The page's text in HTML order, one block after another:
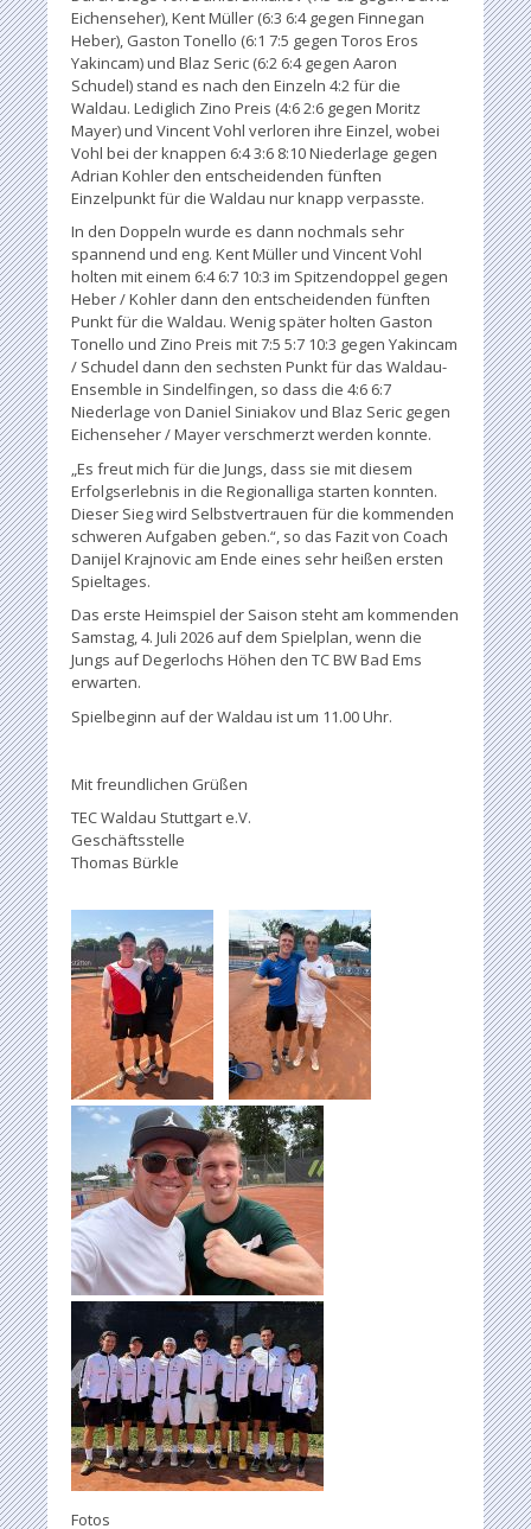
Eichenseher), Kent Müller (6:3 6:4 gegen Finnegan
Heber), Gaston Tonello (6:1 7:5 gegen Toros Eros
Yakincam) und Blaz Seric (6:2 6:4 gegen Aaron
Schudel) stand es nach den Einzeln 4:2 für die
Waldau. Lediglich Zino Preis (4:6 2:6 gegen Moritz
Mayer) und Vincent Vohl verloren ihre Einzel, wobei
Vohl bei der knappen 6:4 3:6 8:10 Niederlage gegen
Adrian Kohler den entscheidenden fünften
Einzelpunkt für die Waldau nur knapp verpasste.
In den Doppeln wurde es dann nochmals sehr
spannend und eng. Kent Müller und Vincent Vohl
holten mit einem 6:4 6:7 10:3 im Spitzendoppel gegen
Heber / Kohler dann den entscheidenden fünften
Punkt für die Waldau. Wenig später holten Gaston
Tonello und Zino Preis mit 7:5 5:7 10:3 gegen Yakincam
/ Schudel dann den sechsten Punkt für das Waldau-
Ensemble in Sindelfingen, so dass die 4:6 6:7
Niederlage von Daniel Siniakov und Blaz Seric gegen
Eichenseher / Mayer verschmerzt werden konnte.
„Es freut mich für die Jungs, dass sie mit diesem
Erfolgserlebnis in die Regionalliga starten konnten.
Dieser Sieg wird Selbstvertrauen für die kommenden
schweren Aufgaben geben.“, so das Fazit von Coach
Danijel Krajnovic am Ende eines sehr heißen ersten
Spieltages.
Das erste Heimspiel der Saison steht am kommenden
Samstag, 4. Juli 2026 auf dem Spielplan, wenn die
Jungs auf Degerlochs Höhen den TC BW Bad Ems
erwarten.
Spielbeginn auf der Waldau ist um 11.00 Uhr.
Mit freundlichen Grüßen
TEC Waldau Stuttgart e.V.
Geschäftsstelle
Thomas Bürkle
Fotos